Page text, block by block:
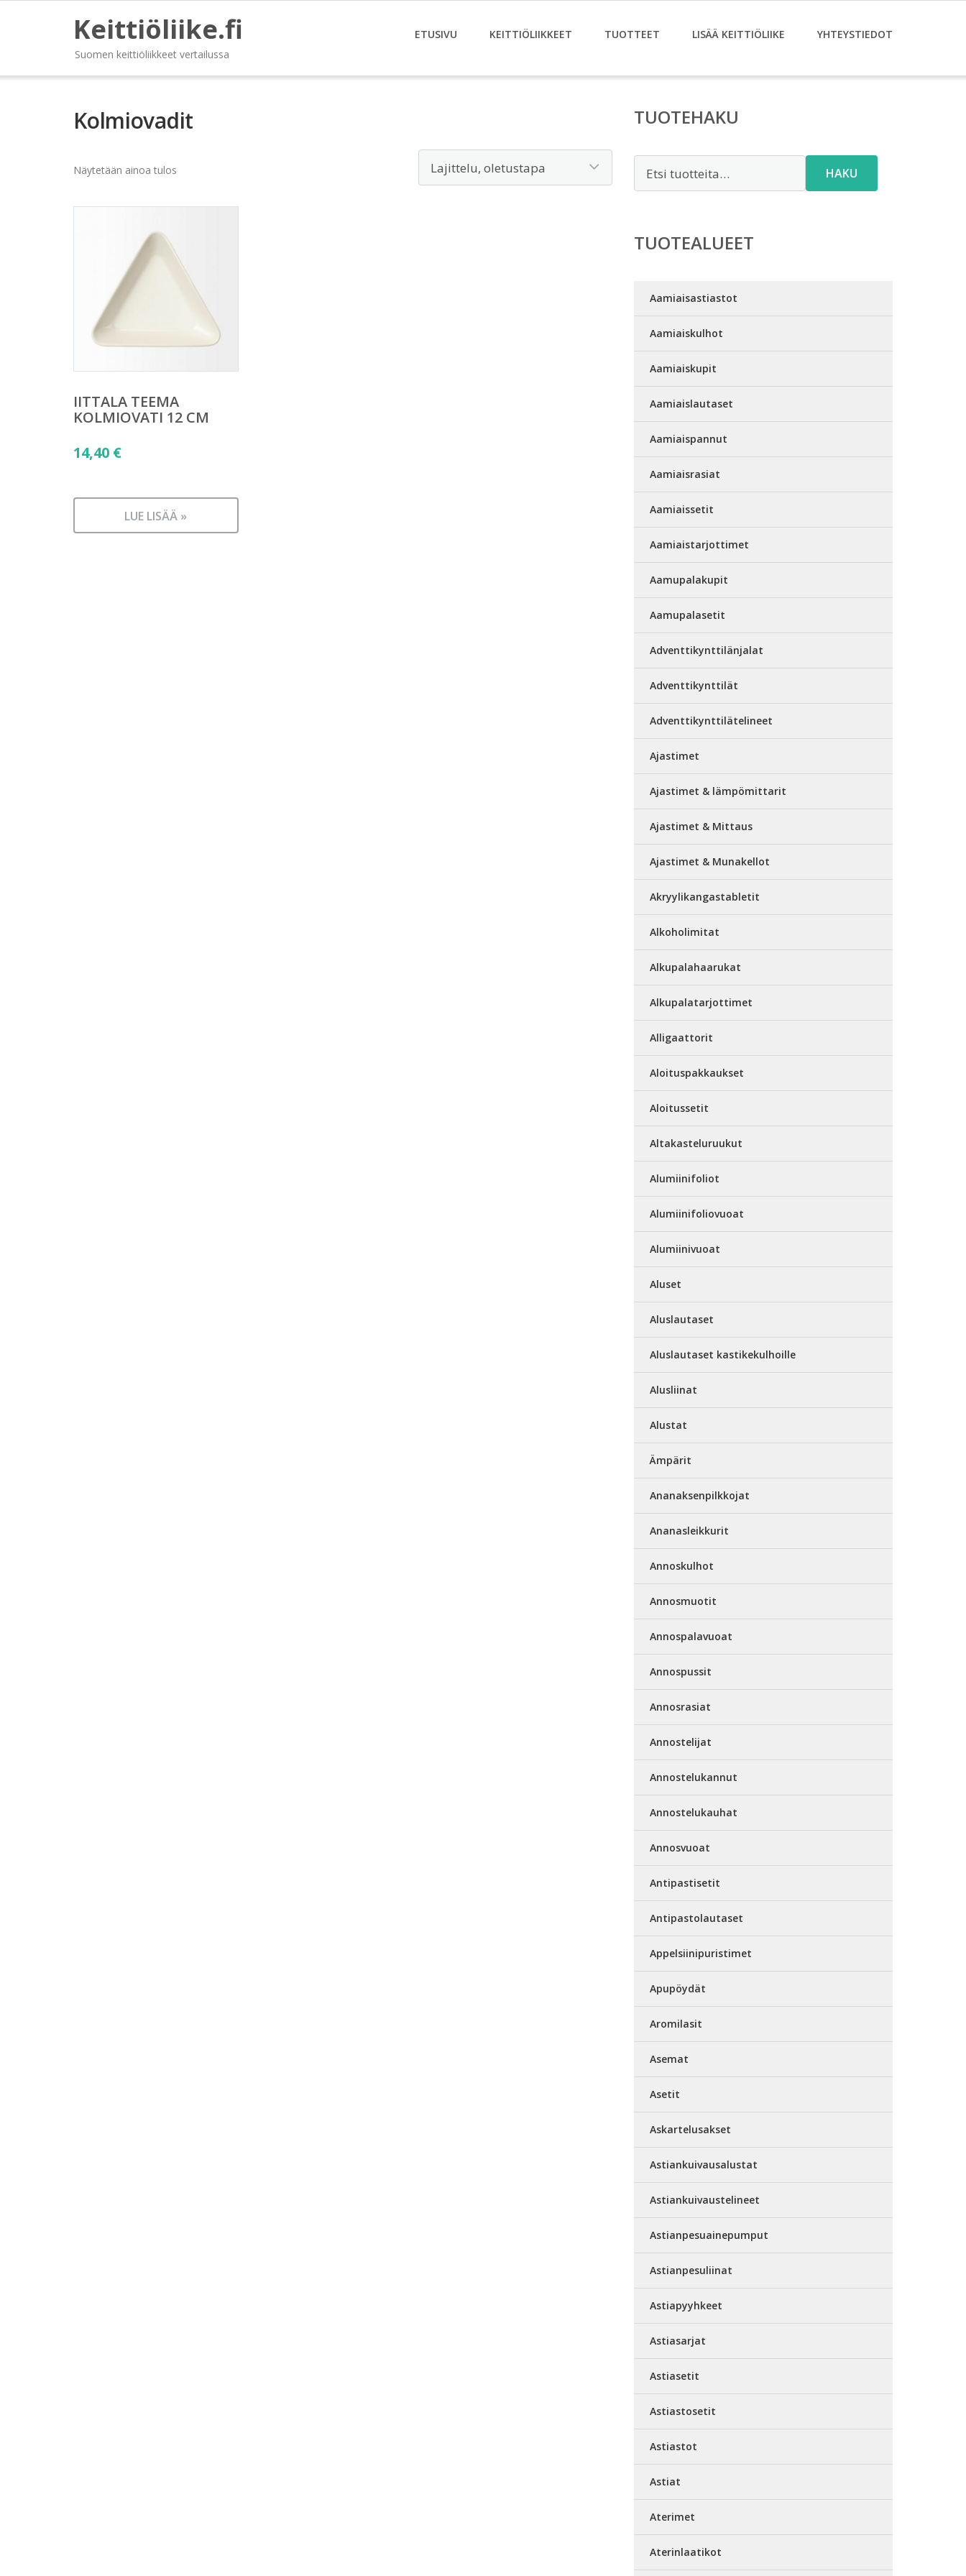
Keittiöliike.fi
Suomen keittiöliikkeet vertailussa
ETUSIVU KEITTIÖLIIKKEET TUOTTEET LISÄÄ KEITTIÖLIIKE YHTEYSTIEDOT
Kolmiovadit
Näytetään ainoa tulos
IITTALA TEEMA
KOLMIOVATI 12 CM
14,40 €
LUE LISÄÄ »
TUOTEHAKU
HAKU
TUOTEALUEET
Aamiaisastiastot
Aamiaiskulhot
Aamiaiskupit
Aamiaislautaset
Aamiaispannut
Aamiaisrasiat
Aamiaissetit
Aamiaistarjottimet
Aamupalakupit
Aamupalasetit
Adventtikynttilänjalat
Adventtikynttilät
Adventtikynttilätelineet
Ajastimet
Ajastimet & lämpömittarit
Ajastimet & Mittaus
Ajastimet & Munakellot
Akryylikangastabletit
Alkoholimitat
Alkupalahaarukat
Alkupalatarjottimet
Alligaattorit
Aloituspakkaukset
Aloitussetit
Altakasteluruukut
Alumiinifoliot
Alumiinifoliovuoat
Alumiinivuoat
Aluset
Aluslautaset
Aluslautaset kastikekulhoille
Alusliinat
Alustat
Ämpärit
Ananaksenpilkkojat
Ananasleikkurit
Annoskulhot
Annosmuotit
Annospalavuoat
Annospussit
Annosrasiat
Annostelijat
Annostelukannut
Annostelukauhat
Annosvuoat
Antipastisetit
Antipastolautaset
Appelsiinipuristimet
Apupöydät
Aromilasit
Asemat
Asetit
Askartelusakset
Astiankuivausalustat
Astiankuivaustelineet
Astianpesuainepumput
Astianpesuliinat
Astiapyyhkeet
Astiasarjat
Astiasetit
Astiastosetit
Astiastot
Astiat
Aterimet
Aterinlaatikot